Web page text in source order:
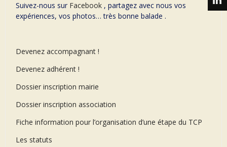
Suivez-nous sur Facebook , partagez avec nous vos
expériences, vos photos… très bonne balade .
Devenez accompagnant !
Devenez adhérent !
Dossier inscription mairie
Dossier inscription association
Fiche information pour l’organisation d’une étape du TCP
Les statuts